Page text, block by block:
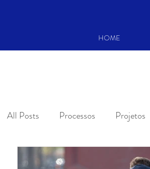
HOME
All Posts Processos Projetos